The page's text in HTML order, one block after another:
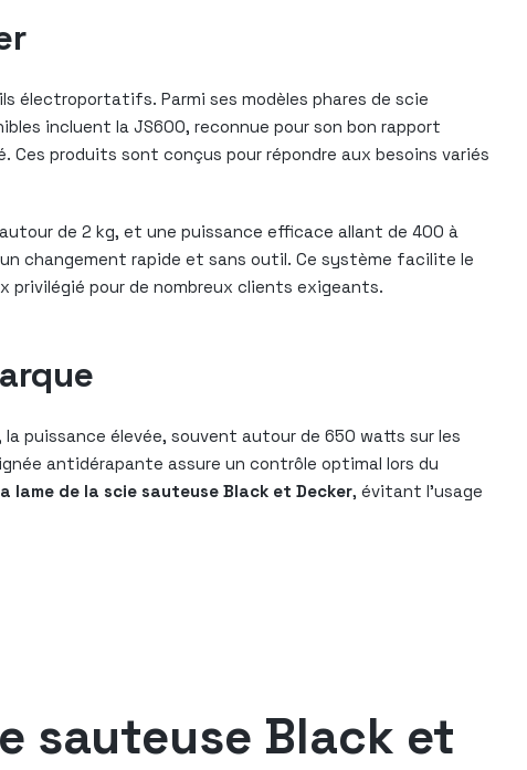
électroportatifs. Parmi ses modèles phares de scie
incluent la JS600, reconnue pour son bon rapport
Ces produits sont conçus pour répondre aux besoins variés
de 2 kg, et une puissance efficace allant de 400 à
changement rapide et sans outil. Ce système facilite le
privilégié pour de nombreux clients exigeants.
puissance élevée, souvent autour de 650 watts sur les
antidérapante assure un contrôle optimal lors du
lame de la scie sauteuse Black et Decker, évitant l’usage
sauteuse Black et